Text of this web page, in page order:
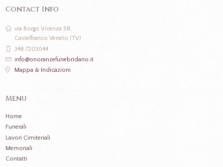
Contact Info
via Borgo Vicenza 58,
Castelfranco Veneto (TV)
348 7203044
info@onoranzefunebridario.it
Mappa & Indicazioni
Menu
Home
Funerali
Lavori Cimiteriali
Memoriali
Contatti